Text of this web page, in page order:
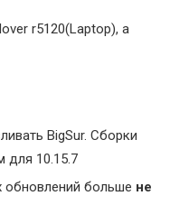
r5120(Laptop), а
BigSur. Сборки
для 10.15.7
обновлений больше не